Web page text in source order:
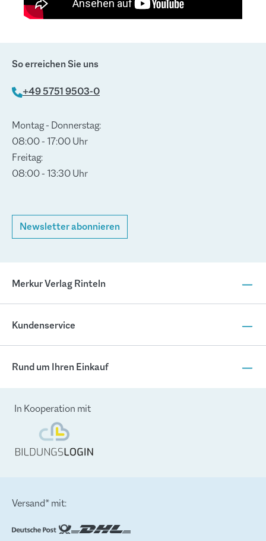
So erreichen Sie uns
+49 5751 9503-0
Montag - Donnerstag:
08:00 - 17:00 Uhr
Freitag:
08:00 - 13:30 Uhr
Newsletter abonnieren
Merkur Verlag Rinteln
Kundenservice
Rund um Ihren Einkauf
In Kooperation mit
Versand* mit: